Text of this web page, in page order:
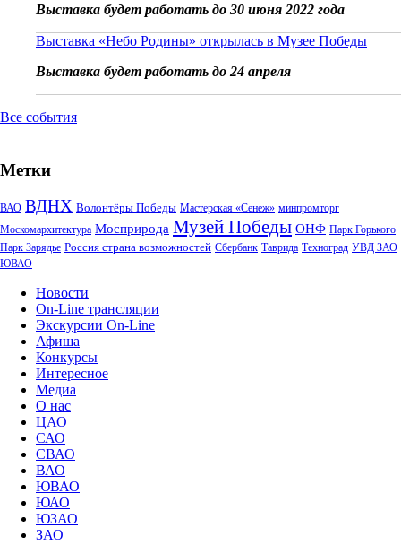
Выставка будет работать до 30 июня 2022 года
Выставка «Небо Родины» открылась в Музее Победы
Выставка будет работать до 24 апреля
Все события
Метки
ВАО ВДНХ Волонтёры Победы Мастерская «Сенеж» минпромторг
Москомархитектура Мосприрода Музей Победы ОНФ Парк Горького
Парк Зарядье Россия страна возможностей Сбербанк Таврида Техноград УВД ЗАО
ЮВАО
Новости
On-Line трансляции
Экскурсии On-Line
Афиша
Конкурсы
Интересное
Медиа
О нас
ЦАО
САО
СВАО
ВАО
ЮВАО
ЮАО
ЮЗАО
ЗАО